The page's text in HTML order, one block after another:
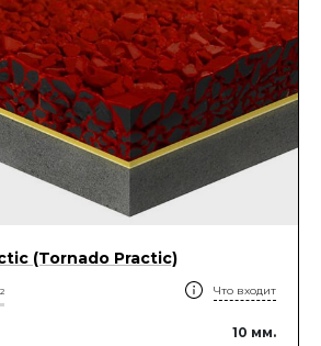
(Tornado Practic)
2 Что входит
10 мм.